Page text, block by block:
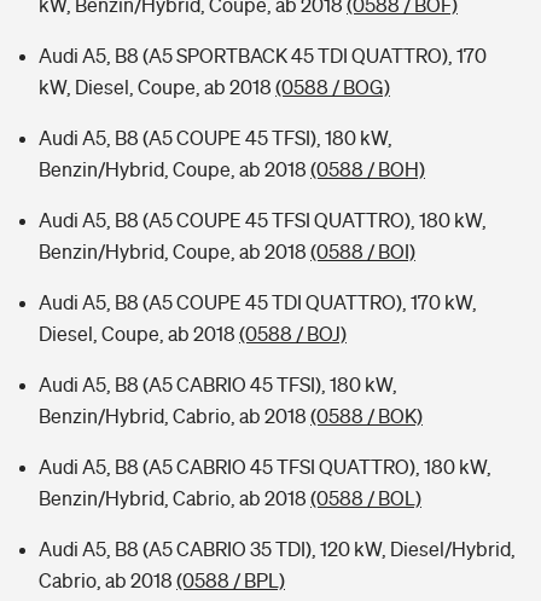
kW, Benzin/Hybrid, Coupe, ab 2018 (0588 / BOF)
Audi A5, B8 (A5 SPORTBACK 45 TDI QUATTRO), 170
kW, Diesel, Coupe, ab 2018 (0588 / BOG)
Audi A5, B8 (A5 COUPE 45 TFSI), 180 kW,
Benzin/Hybrid, Coupe, ab 2018 (0588 / BOH)
Audi A5, B8 (A5 COUPE 45 TFSI QUATTRO), 180 kW,
Benzin/Hybrid, Coupe, ab 2018 (0588 / BOI)
Audi A5, B8 (A5 COUPE 45 TDI QUATTRO), 170 kW,
Diesel, Coupe, ab 2018 (0588 / BOJ)
Audi A5, B8 (A5 CABRIO 45 TFSI), 180 kW,
Benzin/Hybrid, Cabrio, ab 2018 (0588 / BOK)
Audi A5, B8 (A5 CABRIO 45 TFSI QUATTRO), 180 kW,
Benzin/Hybrid, Cabrio, ab 2018 (0588 / BOL)
Audi A5, B8 (A5 CABRIO 35 TDI), 120 kW, Diesel/Hybrid,
Cabrio, ab 2018 (0588 / BPL)